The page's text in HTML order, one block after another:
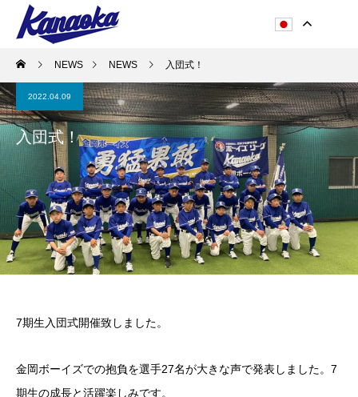
NEWS NEWS 入団式！
2022.04.09
入団式！
7期生入団式開催致しました。
金岡ボーイズでの抱負を選手27名が大きな声で発表しました。7
期生の成長と活躍楽しみです。